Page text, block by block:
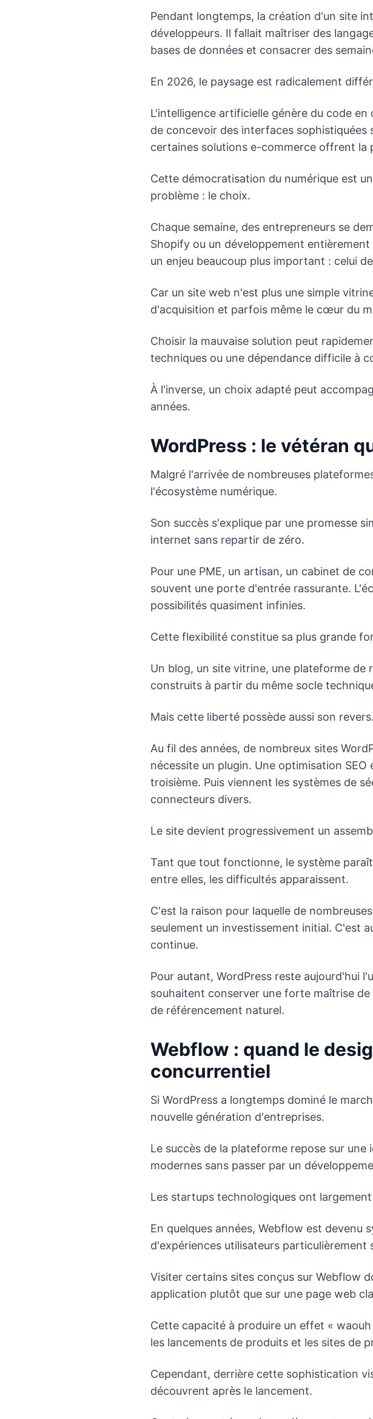
Pendant longtemps, la création d'un site
développeurs. Il fallait maîtriser des
bases de données et consacrer des
En 2026, le paysage est radicalement
L'intelligence artificielle génère du code
de concevoir des interfaces sophistiquées
certaines solutions e-commerce offrent la
Cette démocratisation du numérique est
problème : le choix.
Chaque semaine, des entrepreneurs se
Shopify ou un développement
un enjeu beaucoup plus important : celui
Car un site web n'est plus une simple
d'acquisition et parfois même le cœur du
Choisir la mauvaise solution peut
techniques ou une dépendance difficile à
À l'inverse, un choix adapté peut
années.
WordPress : le vétéran
Malgré l'arrivée de nombreuses
l'écosystème numérique.
Son succès s'explique par une promesse
internet sans repartir de zéro.
Pour une PME, un artisan, un cabinet de
souvent une porte d'entrée rassurante.
possibilités quasiment infinies.
Cette flexibilité constitue sa plus grande
Un blog, un site vitrine, une plateforme de
construits à partir du même socle
Mais cette liberté possède aussi son revers.
Au fil des années, de nombreux sites
nécessite un plugin. Une optimisation
troisième. Puis viennent les systèmes de
connecteurs divers.
Le site devient progressivement un
Tant que tout fonctionne, le système
entre elles, les difficultés apparaissent.
C'est la raison pour laquelle de
seulement un investissement initial. C'est
continue.
Pour autant, WordPress reste aujourd'hui
souhaitent conserver une forte maîtrise
de référencement naturel.
Webflow : quand le
concurrentiel
Si WordPress a longtemps dominé le
nouvelle génération d'entreprises.
Le succès de la plateforme repose sur
modernes sans passer par un
Les startups technologiques ont
En quelques années, Webflow est
d'expériences utilisateurs particulièrement
Visiter certains sites conçus sur Webflow
application plutôt que sur une page web
Cette capacité à produire un effet «
les lancements de produits et les sites de
Cependant, derrière cette sophistication
découvrent après le lancement.